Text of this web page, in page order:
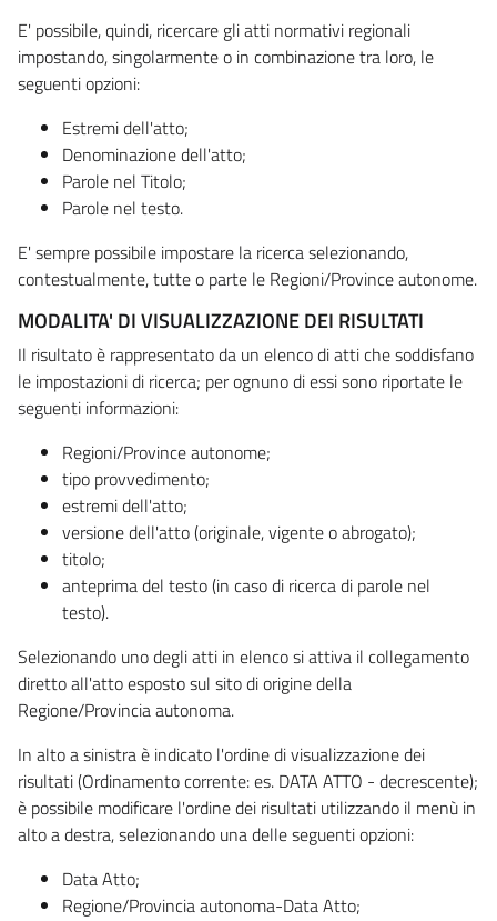
E' possibile, quindi, ricercare gli atti normativi regionali
impostando, singolarmente o in combinazione tra loro, le
seguenti opzioni:
Estremi dell'atto;
Denominazione dell'atto;
Parole nel Titolo;
Parole nel testo.
E' sempre possibile impostare la ricerca selezionando,
contestualmente, tutte o parte le Regioni/Province autonome.
MODALITA' DI VISUALIZZAZIONE DEI RISULTATI
Il risultato è rappresentato da un elenco di atti che soddisfano
le impostazioni di ricerca; per ognuno di essi sono riportate le
seguenti informazioni:
Regioni/Province autonome;
tipo provvedimento;
estremi dell'atto;
versione dell'atto (originale, vigente o abrogato);
titolo;
anteprima del testo (in caso di ricerca di parole nel
testo).
Selezionando uno degli atti in elenco si attiva il collegamento
diretto all'atto esposto sul sito di origine della
Regione/Provincia autonoma.
In alto a sinistra è indicato l'ordine di visualizzazione dei
risultati (Ordinamento corrente: es. DATA ATTO - decrescente);
è possibile modificare l'ordine dei risultati utilizzando il menù in
alto a destra, selezionando una delle seguenti opzioni:
Data Atto;
Regione/Provincia autonoma-Data Atto;